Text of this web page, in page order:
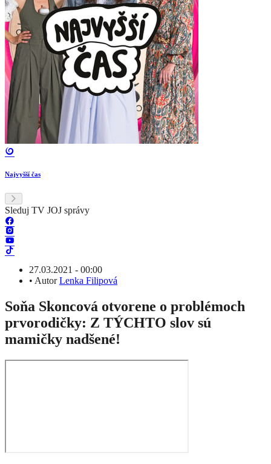
Najvyšší čas
Sleduj TV JOJ správy
27.03.2021 - 00:00
• AutorLenka Filipová
Soňa Skoncová otvorene o problémoch
prvorodičky: Z TÝCHTO slov sú
mamičky nadšené!